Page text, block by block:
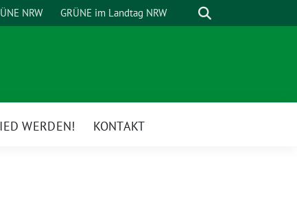
NRW GRÜNE im Landtag NRW Suche
WERDEN! KONTAKT